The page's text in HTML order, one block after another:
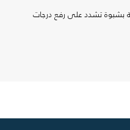
بشبوة تشدد على رفع درجات